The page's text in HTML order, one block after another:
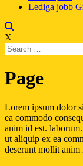
Lediga jobb
X
Page
Lorem ipsum dolor
ea commodo
anim id est.
ut aliquip ex ea
deserunt mollit anim